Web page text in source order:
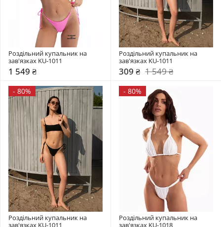
Роздільний купальник на
зав'язках KU-1011
1 549 ₴
Роздільний купальник на
зав'язках KU-1011
309 ₴ 1 549 ₴
- 80%
Роздільний купальник на
зав'язках KU-1011
- 80%
Роздільний купальник на
зав'язках KU-1018